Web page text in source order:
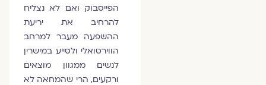
הפייסבוק ואם לא נצליח
להרחיב את יריעת
ההשפעה מעבר למרחב
הווירטואלי ולסייע במישרין
לנשים ממגוון מוצאים
ורקעים, הרי שהמחאה לא